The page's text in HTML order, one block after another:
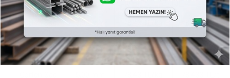
Corten Sac 78.433 TL/ton
Corten Sac 4,00 mm 78,43 TL/kg 78.433 TL/ton